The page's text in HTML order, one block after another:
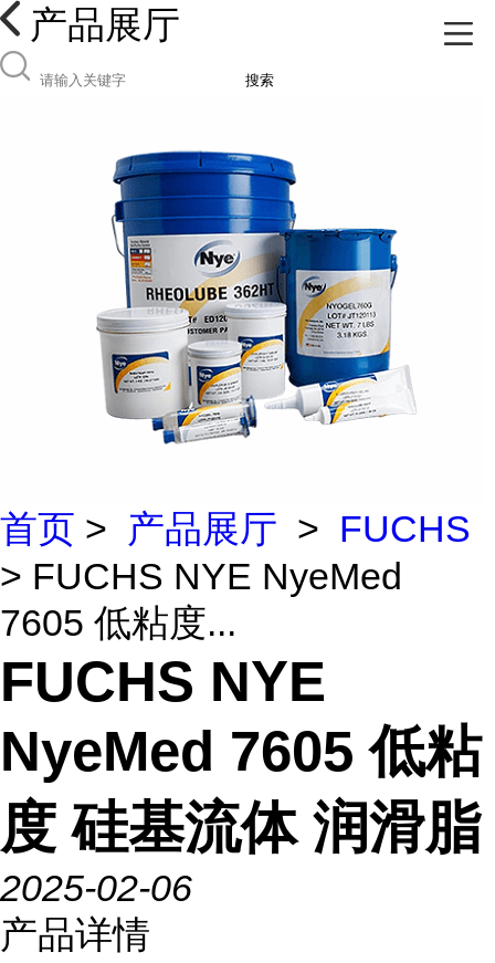
产品展厅
搜索
首页 > 产品展厅 > FUCHS
> FUCHS NYE NyeMed
7605 低粘度...
FUCHS NYE
NyeMed 7605 低粘
度 硅基流体 润滑脂
2025-02-06
产品详情